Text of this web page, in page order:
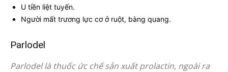
U tiền liệt tuyến.
Người mất trương lực cơ ở ruột, bàng quang.
Parlodel
Parlodel là thuốc ức chế sản xuất prolactin, ngoài ra